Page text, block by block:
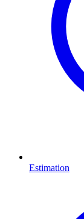
Estimation